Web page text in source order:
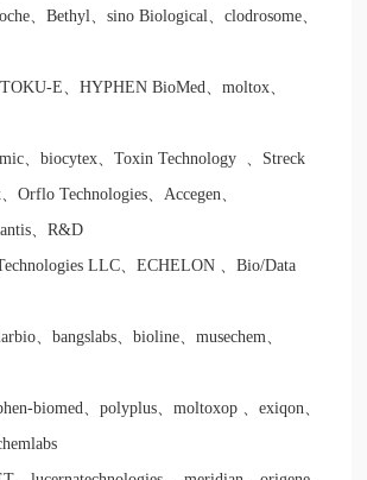
、Bethyl 、sino Biological 、clodrosome
TOKU-E 、HYPHEN BioMed 、moltox
、biocytex 、Toxin Technology
Streck
、Orflo Technologies Accegen
、R&D
LLC 、ECHELON 、Bio/Data
、bangslabs 、bioline 、musechem
biomed 、polyplus 、moltoxop 、exiqon